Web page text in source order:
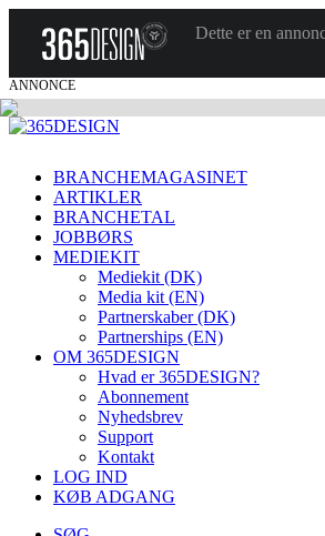
Dette er en
ANNONCE
BRANCHEMAGASINET
ARTIKLER
BRANCHETAL
JOBBØRS
MEDIEKIT
Mediekit (DK)
Media kit (EN)
Partnerskaber (DK)
Partnerships (EN)
OM 365DESIGN
Hvad er 365DESIGN?
Abonnement
Nyhedsbrev
Support
Kontakt
LOG IND
KØB ADGANG